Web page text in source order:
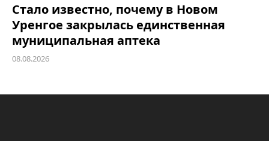
Стало известно, почему в Новом
Уренгое закрылась единственная
муниципальная аптека
08.08.2026